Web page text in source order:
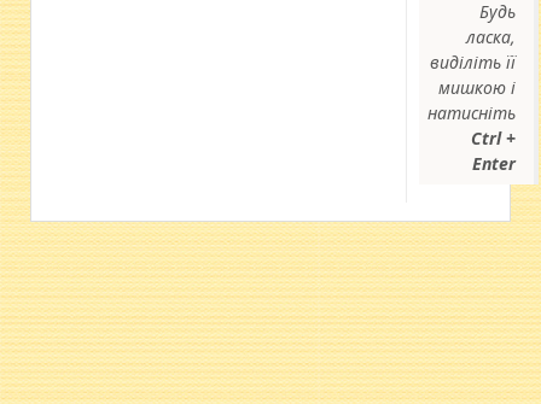
Будь
ласка,
виділіть її
мишкою і
натисніть
Ctrl +
Enter